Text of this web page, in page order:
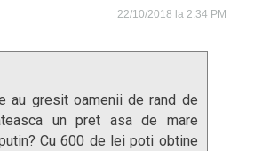
22/10/2018 la 2:34 PM
au gresit oamenii de rand de
un pret asa de mare
Cu 600 de lei poti obtine